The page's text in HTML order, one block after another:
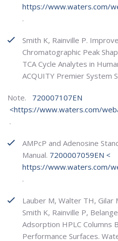
https://www.waters.com/
.
Smith K, Rainville P.
Chromatographic Peak
TCA Cycle Analytes in
ACQUITY Premier System
Note. 720007107EN
<https://www.waters.com/
.
AMPcP and Adenosine
Manual. 7200007059EN <
https://www.waters.com/
.
Lauber M, Walter TH, Gilar
Smith K, Rainville P,
Adsorption HPLC Columns
Performance Surfaces.